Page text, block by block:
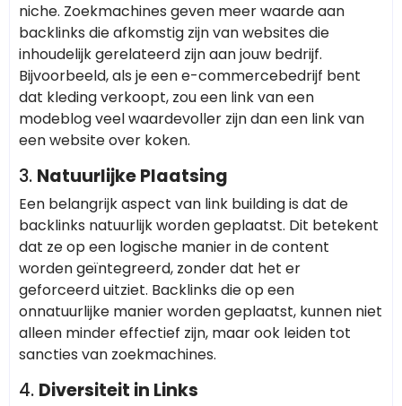
niche. Zoekmachines geven meer waarde aan
backlinks die afkomstig zijn van websites die
inhoudelijk gerelateerd zijn aan jouw bedrijf.
Bijvoorbeeld, als je een e-commercebedrijf bent
dat kleding verkoopt, zou een link van een
modeblog veel waardevoller zijn dan een link van
een website over koken.
3. Natuurlijke Plaatsing
Een belangrijk aspect van link building is dat de
backlinks natuurlijk worden geplaatst. Dit betekent
dat ze op een logische manier in de content
worden geïntegreerd, zonder dat het er
geforceerd uitziet. Backlinks die op een
onnatuurlijke manier worden geplaatst, kunnen niet
alleen minder effectief zijn, maar ook leiden tot
sancties van zoekmachines.
4. Diversiteit in Links